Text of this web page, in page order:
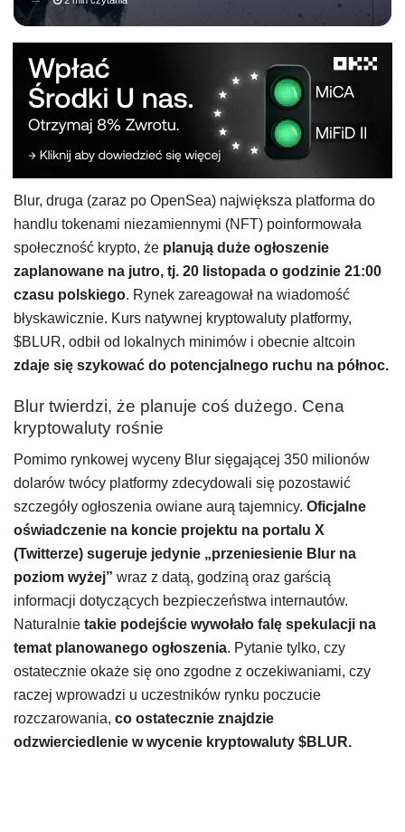
Blur, druga (zaraz po OpenSea) największa platforma do
handlu tokenami niezamiennymi (NFT) poinformowała
społeczność krypto, że planują duże ogłoszenie
zaplanowane na jutro, tj. 20 listopada o godzinie 21:00
czasu polskiego. Rynek zareagował na wiadomość
błyskawicznie. Kurs natywnej kryptowaluty platformy,
$BLUR, odbił od lokalnych minimów i obecnie altcoin
zdaje się szykować do potencjalnego ruchu na północ.
Blur twierdzi, że planuje coś dużego. Cena
kryptowaluty rośnie
Pomimo rynkowej wyceny Blur sięgającej 350 milionów
dolarów twócy platformy zdecydowali się pozostawić
szczegóły ogłoszenia owiane aurą tajemnicy. Oficjalne
oświadczenie na koncie projektu na portalu X
(Twitterze) sugeruje jedynie „przeniesienie Blur na
poziom wyżej” wraz z datą, godziną oraz garścią
informacji dotyczących bezpieczeństwa internautów.
Naturalnie takie podejście wywołało falę spekulacji na
temat planowanego ogłoszenia. Pytanie tylko, czy
ostatecznie okaże się ono zgodne z oczekiwaniami, czy
raczej wprowadzi u uczestników rynku poczucie
rozczarowania, co ostatecznie znajdzie
odzwierciedlenie w wycenie kryptowaluty $BLUR.